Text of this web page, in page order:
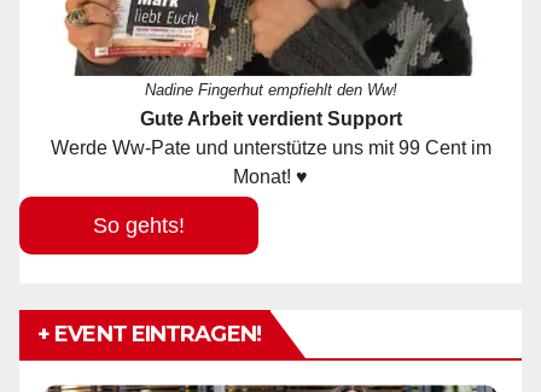
Nadine Fingerhut empfiehlt den Ww!
Gute Arbeit verdient Support
Werde Ww-Pate und unterstütze uns mit 99 Cent im
Monat! ♥
So gehts!
+ EVENT EINTRAGEN!